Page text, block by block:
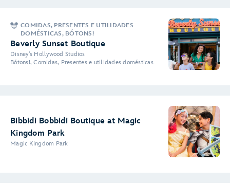
COMIDAS, PRESENTES E UTILIDADES
DOMÉSTICAS, BÓTONS!
Beverly Sunset Boutique
Disney's Hollywood Studios
Bótons!, Comidas, Presentes e utilidades domésticas
Bibbidi Bobbidi Boutique at Magic
Kingdom Park
Magic Kingdom Park